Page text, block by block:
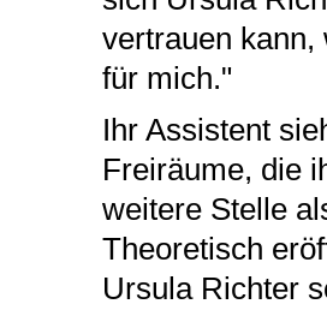
vertrauen
für mich."
Ihr Assistent
Freiräume, die
weitere Stelle
Theoretisch
Ursula Richter